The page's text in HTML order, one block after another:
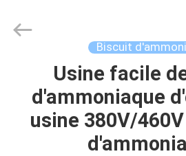
MAISON
PRODUITS
Technology
Biscuit
Usine facile
d'ammoniaque
usine 380V/